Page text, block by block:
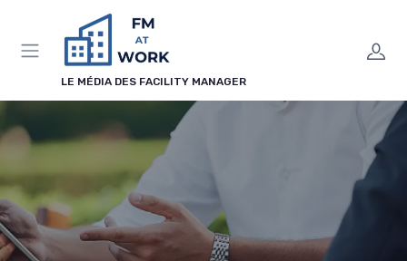
LE MÉDIA DES FACILITY MANAGER
Panneau de gestion des cookies